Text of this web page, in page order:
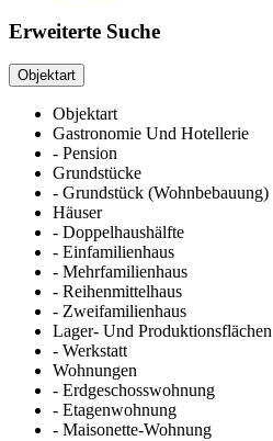
Erweiterte Suche
Objektart
Objektart
Gastronomie Und Hotellerie
- Pension
Grundstücke
- Grundstück (Wohnbebauung)
Häuser
- Doppelhaushälfte
- Einfamilienhaus
- Mehrfamilienhaus
- Reihenmittelhaus
- Zweifamilienhaus
Lager- Und Produktionsflächen
- Werkstatt
Wohnungen
- Erdgeschosswohnung
- Etagenwohnung
- Maisonette-Wohnung